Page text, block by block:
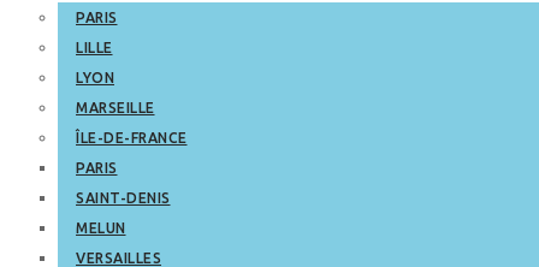
PARIS
LILLE
LYON
MARSEILLE
ÎLE-DE-FRANCE
PARIS
SAINT-DENIS
MELUN
VERSAILLES